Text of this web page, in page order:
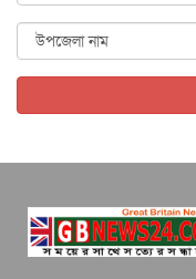
আন্তর্জাতিক